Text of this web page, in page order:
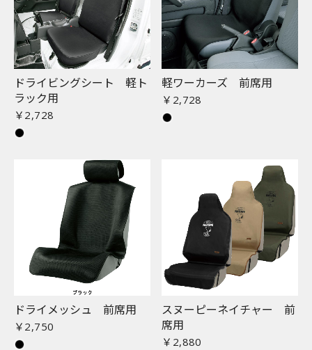
ドライビングシート 軽ト
ラック用
￥2,728
軽ワーカーズ 前席用
￥2,728
ドライメッシュ 前席用
￥2,750
スヌーピーネイチャー 前
席用
￥2,880